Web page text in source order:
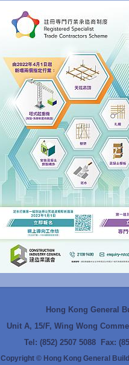
Hong Kong General
Unit A, 15/F, Wing Wong
Tel: (852) 2507 5088 Fax:
Copyright © Hong Kong General